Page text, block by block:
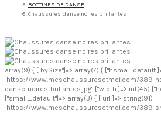
BOTTINES DE DANSE
Chaussures danse noires brillantes
array(9) { ["bySize"]=> array(7) {
"https://www.meschaussuresetmoi.com/389-
danse-noires-brillantes.jpg" ["width"]=> int(45)
["small_default"]=> array(3) { ["url"]=> string(91)
"https://www.meschaussuresetmoi.com/389-